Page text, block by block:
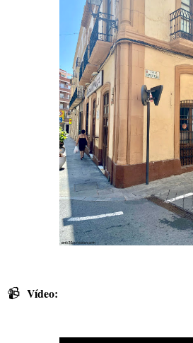
📹 Vídeo: